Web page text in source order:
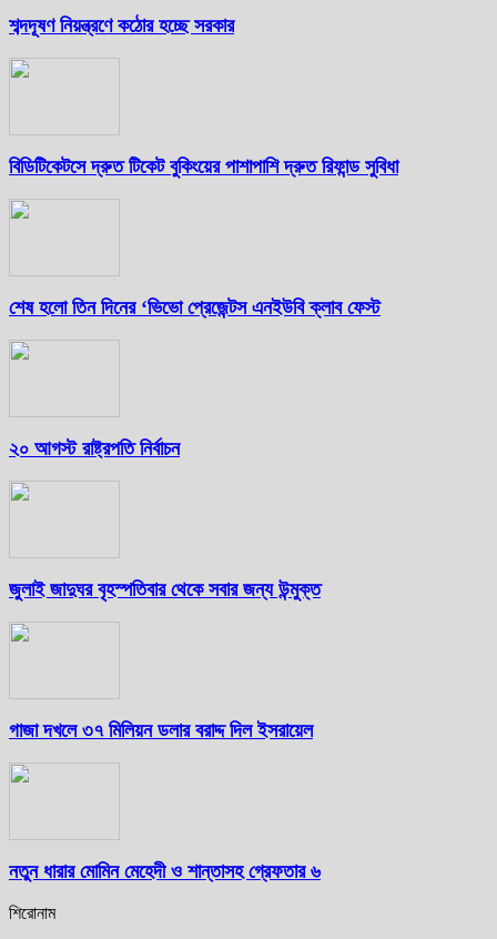
শব্দদূষণ নিয়ন্ত্রণে কঠোর হচ্ছে সরকার
বিডিটিকেটসে দ্রুত টিকেট বুকিংয়ের পাশাপাশি দ্রুত রিফান্ড সুবিধা
শেষ হলো তিন দিনের ‘ভিভো প্রেজেন্টস এনইউবি ক্লাব ফেস্ট
২০ আগস্ট রাষ্ট্রপতি নির্বাচন
জুলাই জাদুঘর বৃহস্পতিবার থেকে সবার জন্য উন্মুক্ত
গাজা দখলে ৩৭ মিলিয়ন ডলার বরাদ্দ দিল ইসরায়েল
নতুন ধারার মোমিন মেহেদী ও শান্তাসহ গ্রেফতার ৬
শিরোনাম